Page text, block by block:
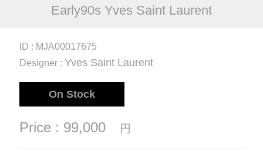
Early90s Yves Saint Laurent
ID : MJA00017675
Designer : Yves Saint Laurent
On Stock
Price : 99,000 円